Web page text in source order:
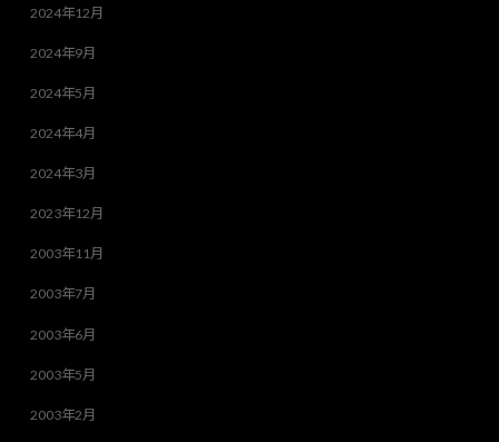
2024年12月
2024年9月
2024年5月
2024年4月
2024年3月
2023年12月
2003年11月
2003年7月
2003年6月
2003年5月
2003年2月